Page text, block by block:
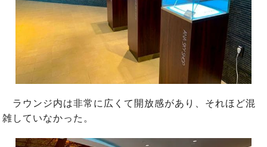
ラウンジ内は非常に広くて開放感があり、それほど混
雑していなかった。